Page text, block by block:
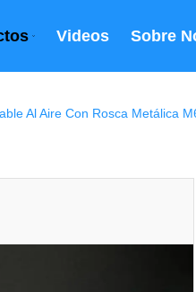
Videos Sobre